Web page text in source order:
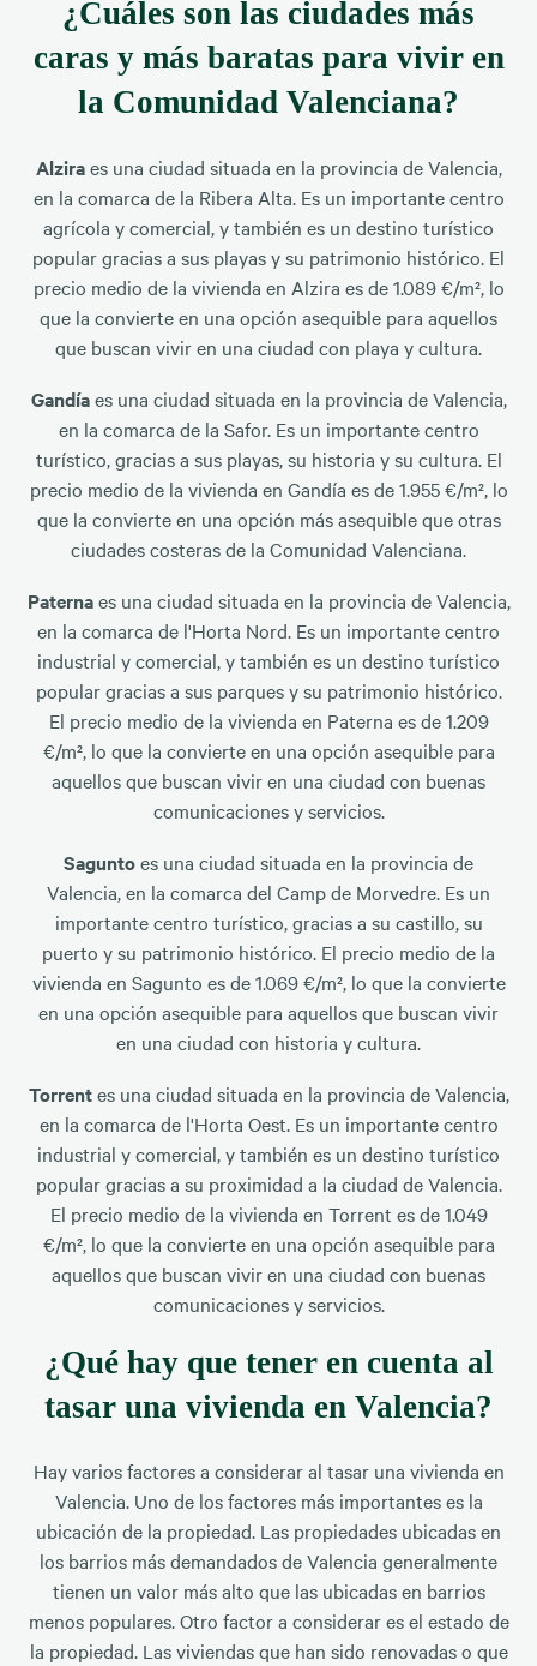
¿Cuáles son las ciudades más
caras y más baratas para vivir en
la Comunidad Valenciana?
Alziraes una ciudad situada en la provincia de Valencia,
en la comarca de la Ribera Alta. Es un importante centro
agrícola y comercial, y también es un destino turístico
popular gracias a sus playas y su patrimonio histórico. El
precio medio de la vivienda en Alzira es de 1.089 €/m², lo
que la convierte en una opción asequible para aquellos
que buscan vivir en una ciudad con playa y cultura.
Gandíaes una ciudad situada en la provincia de Valencia,
en la comarca de la Safor. Es un importante centro
turístico, gracias a sus playas, su historia y su cultura. El
precio medio de la vivienda en Gandía es de 1.955 €/m², lo
que la convierte en una opción más asequible que otras
ciudades costeras de la Comunidad Valenciana.
Paternaes una ciudad situada en la provincia de Valencia,
en la comarca de l'Horta Nord. Es un importante centro
industrial y comercial, y también es un destino turístico
popular gracias a sus parques y su patrimonio histórico.
El precio medio de la vivienda en Paterna es de 1.209
€/m², lo que la convierte en una opción asequible para
aquellos que buscan vivir en una ciudad con buenas
comunicaciones y servicios.
Saguntoes una ciudad situada en la provincia de
Valencia, en la comarca del Camp de Morvedre. Es un
importante centro turístico, gracias a su castillo, su
puerto y su patrimonio histórico. El precio medio de la
vivienda en Sagunto es de 1.069 €/m², lo que la convierte
en una opción asequible para aquellos que buscan vivir
en una ciudad con historia y cultura.
Torrentes una ciudad situada en la provincia de Valencia,
en la comarca de l'Horta Oest. Es un importante centro
industrial y comercial, y también es un destino turístico
popular gracias a su proximidad a la ciudad de Valencia.
El precio medio de la vivienda en Torrent es de 1.049
€/m², lo que la convierte en una opción asequible para
aquellos que buscan vivir en una ciudad con buenas
comunicaciones y servicios.
¿Qué hay que tener en cuenta al
tasar una vivienda en Valencia?
Hay varios factores a considerar al tasar una vivienda en
Valencia. Uno de los factores más importantes es la
ubicación de la propiedad. Las propiedades ubicadas en
los barrios más demandados de Valencia generalmente
tienen un valor más alto que las ubicadas en barrios
menos populares. Otro factor a considerar es el estado de
la propiedad. Las viviendas que han sido renovadas o que